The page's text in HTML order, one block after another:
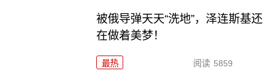
被俄导弹天天“洗地”，泽连斯基还
在做着美梦！
最热 阅读 5859